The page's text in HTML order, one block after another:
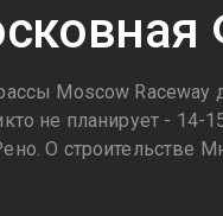
Moscow
не планирует -
О строительстве